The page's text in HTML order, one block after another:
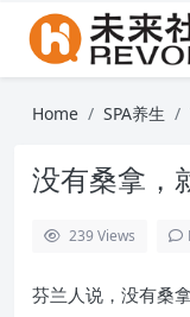
Home SPA养生
没有桑拿，
239Views
芬兰人说，没有桑